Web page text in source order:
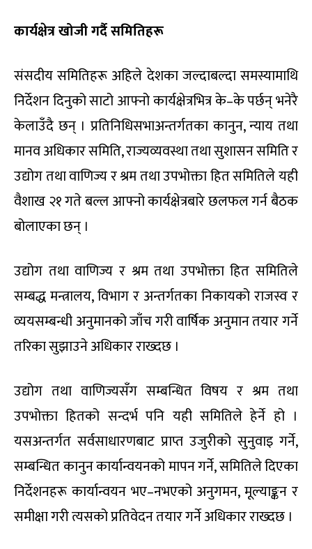
कार्यक्षेत्र खोजी गर्दै समितिहरू
संसदीय समितिहरू अहिले देशका जल्दाबल्दा समस्यामाथि
निर्देशन दिनुको साटो आफ्नो कार्यक्षेत्रभित्र के–के पर्छन् भनेरै
केलाउँदै छन् । प्रतिनिधिसभाअन्तर्गतका कानुन, न्याय तथा
मानव अधिकार समिति, राज्यव्यवस्था तथा सुशासन समिति र
उद्योग तथा वाणिज्य र श्रम तथा उपभोक्ता हित समितिले यही
वैशाख २१ गते बल्ल आफ्नो कार्यक्षेत्रबारे छलफल गर्न बैठक
बोलाएका छन् ।
उद्योग तथा वाणिज्य र श्रम तथा उपभोक्ता हित समितिले
सम्बद्ध मन्त्रालय, विभाग र अन्तर्गतका निकायको राजस्व र
व्ययसम्बन्धी अनुमानको जाँच गरी वार्षिक अनुमान तयार गर्ने
तरिका सुझाउने अधिकार राख्दछ ।
उद्योग तथा वाणिज्यसँग सम्बन्धित विषय र श्रम तथा
उपभोक्ता हितको सन्दर्भ पनि यही समितिले हेर्ने हो ।
यसअन्तर्गत सर्वसाधारणबाट प्राप्त उजुरीको सुनुवाइ गर्ने,
सम्बन्धित कानुन कार्यान्वयनको मापन गर्ने, समितिले दिएका
निर्देशनहरू कार्यान्वयन भए–नभएको अनुगमन, मूल्याङ्कन र
समीक्षा गरी त्यसको प्रतिवेदन तयार गर्ने अधिकार राख्दछ ।